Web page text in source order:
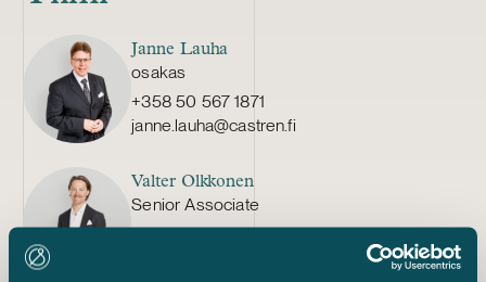
Janne Lauha
osakas
+358 50 567 1871
janne.lauha@castren.fi
Valter Olkkonen
Senior Associate
+358 40 829 1436